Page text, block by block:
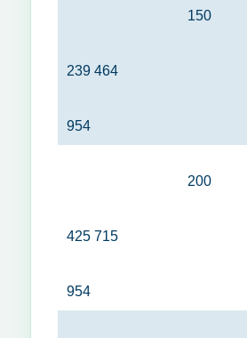
150
239 464
954
200
425 715
954